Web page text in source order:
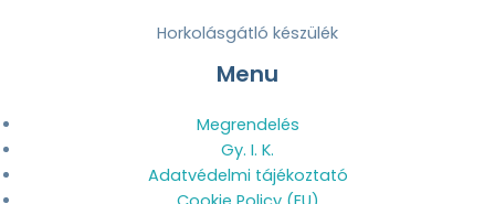
Horkolásgátló készülék
Menu
Megrendelés
Gy. I. K.
Adatvédelmi tájékoztató